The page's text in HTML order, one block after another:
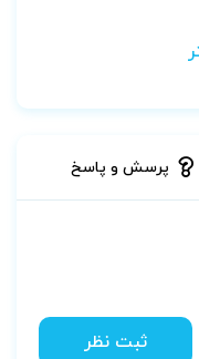
پرسش و پاسخ
ثبت نظر